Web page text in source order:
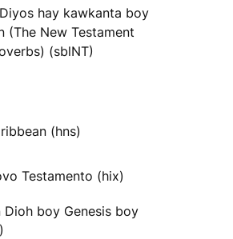
hay kawkanta boy
(The New Testament
(sblNT)
(hns)
Testamento (hix)
Dioh boy Genesis boy